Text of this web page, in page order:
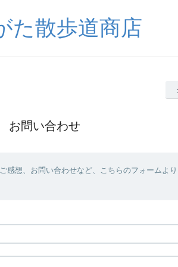
た散歩道商店
お問い合わせ
感想、お問い合わせなど、こちらのフォームよ